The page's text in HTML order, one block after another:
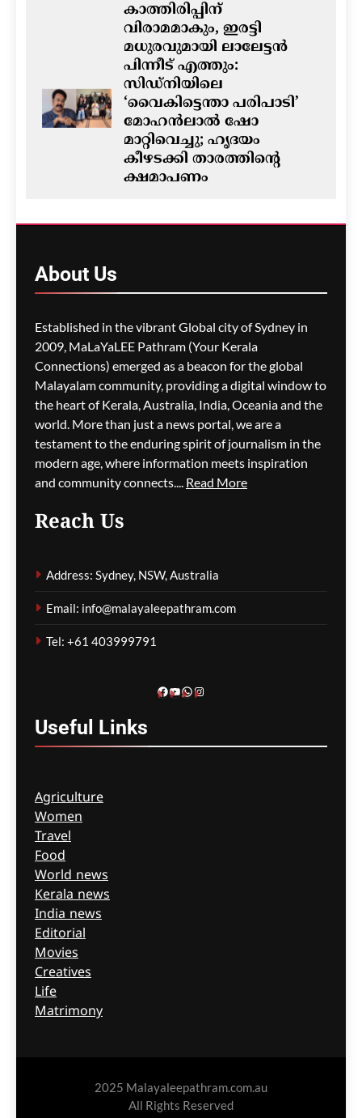
കാത്തിരിപ്പിന്
വിരാമമാകും, ഇരട്ടി
മധുരവുമായി ലാലേട്ടൻ
പിന്നീട് എത്തും:
സിഡ്നിയിലെ
‘വൈകിട്ടെന്താ പരിപാടി’
മോഹൻലാൽ ഷോ
മാറ്റിവെച്ചു; ഹൃദയം
കീഴടക്കി താരത്തിന്റെ
ക്ഷമാപണം
സർക്കാരിനെതിരെ
പ്രവാസികളിൽ ആശങ്ക
ഗീത ദാസ്‌ 12 hours ago 0
ജീവനക്കാരുടെ ക്ഷാമം –
സിഡ്നി
വിമാനത്താവളത്തിൽ
നൂറിലധികം സർവീസുകൾ
വൈകി
വയോധികർ മരിച്ച
സംഭവം; മെൽബൺ സെന്റ്
ബേസിൽസ് അധികൃതർ
ഇൻക്വസ്റ്റിൽ ഹാജരായി
About Us
Established in the vibrant Global city of Sydney in
2009, MaLaYaLEE Pathram (Your Kerala
Connections) emerged as a beacon for the global
Malayalam community, providing a digital window to
the heart of Kerala, Australia, India, Oceania and the
world. More than just a news portal, we are a
testament to the enduring spirit of journalism in the
modern age, where information meets inspiration
and community connects.... Read More
Reach Us
Address: Sydney, NSW, Australia
Email: info@malayaleepathram.com
Tel: +61 403999791
Facebook
YouTube
WhatsApp
Instagram
Useful Links
Agriculture
Women
Travel
Food
World news
Kerala news
India news
Editorial
Movies
Creatives
Life
Matrimony
2025 Malayaleepathram.com.au
All Rights Reserved